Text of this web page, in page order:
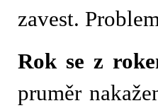
zavest.
Rok se z
pruměr